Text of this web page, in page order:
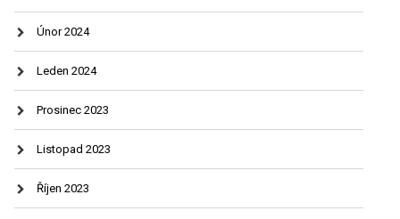
Únor 2024
Leden 2024
Prosinec 2023
Listopad 2023
Říjen 2023